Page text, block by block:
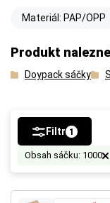
Materiál: PAP/OPP
Produkt
Doypack sáčky
Filtr 1
Obsah sáčku: 1000